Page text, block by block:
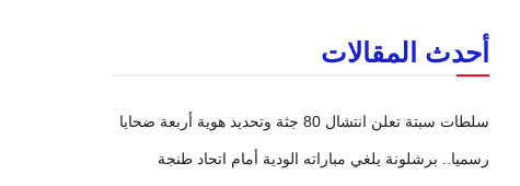
أحدث المقالات
سلطات سبتة تعلن انتشال 80 جثة وتحديد هوية أربعة ضحايا
رسميا.. برشلونة يلغي مباراته الودية أمام اتحاد طنجة